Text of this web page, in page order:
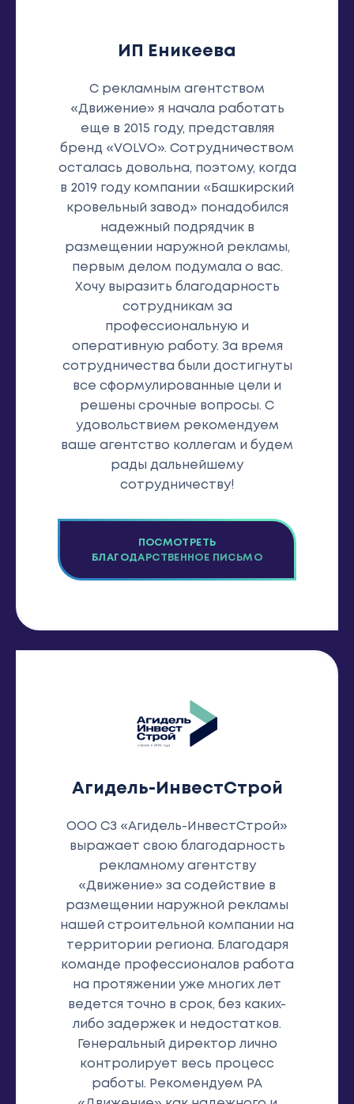
ИП Еникеева
С рекламным агентством
«Движение» я начала работать
еще в 2015 году, представляя
бренд «VOLVO». Сотрудничеством
осталась довольна, поэтому, когда
в 2019 году компании «Башкирский
кровельный завод» понадобился
надежный подрядчик в
размещении наружной рекламы,
первым делом подумала о вас.
Хочу выразить благодарность
сотрудникам за
профессиональную и
оперативную работу. За время
сотрудничества были достигнуты
все сформулированные цели и
решены срочные вопросы. С
удовольствием рекомендуем
ваше агентство коллегам и будем
рады дальнейшему
сотрудничеству!
ПОСМОТРЕТЬ
БЛАГОДАРСТВЕННОЕ ПИСЬМО
Агидель-ИнвестСтрой
ООО СЗ «Агидель-ИнвестСтрой»
выражает свою благодарность
рекламному агентству
«Движение» за содействие в
размещении наружной рекламы
нашей строительной компании на
территории региона. Благодаря
команде профессионалов работа
на протяжении уже многих лет
ведется точно в срок, без каких-
либо задержек и недостатков.
Генеральный директор лично
контролирует весь процесс
работы. Рекомендуем РА